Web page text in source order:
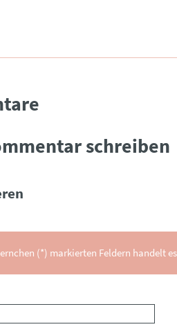
schreiben
(*) markierten Feldern handelt